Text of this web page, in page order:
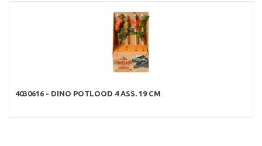
4030616 - DINO POTLOOD 4 ASS. 19 CM